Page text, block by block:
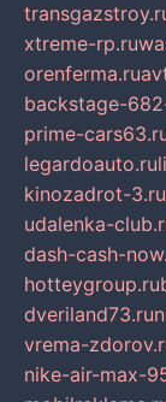
xtreme-rp.ru
orenferma.ru
backstage-
prime-
legardoauto.ru
kinozadrot-3.ru
udalenka-
dash-cash-
hotteygroup.ru
dveriland73.ru
vrema-
nike-air-max-